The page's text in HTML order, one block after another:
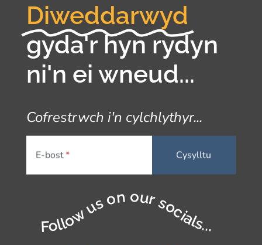
Diweddarwyd
gyda'r hyn rydyn
ni'n ei wneud...
Cofrestrwch i'n cylchlythyr...
E-bost
Follow us on our socials...